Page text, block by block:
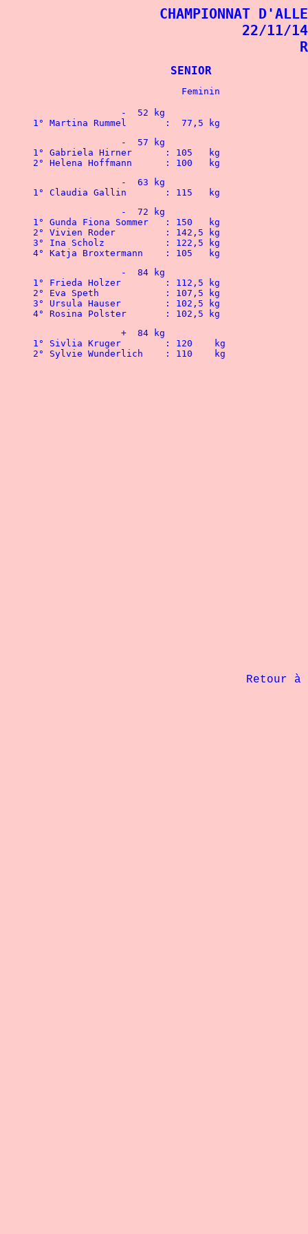
CHAMPIONNAT
22/11/
		-  52 kg
2° Helena Hoffmann	: 100   kg
4° Katja Broxtermann	: 105   kg
Retour à la